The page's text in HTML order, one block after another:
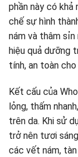
phần này có
chế sự hình
nám và thâm sỉn
hiệu quả dưỡng
tính, an toàn cho
Kết cấu của
lỏng, thấm
trên da. Khi sử
trở nên tươi
các vết nám, tàn